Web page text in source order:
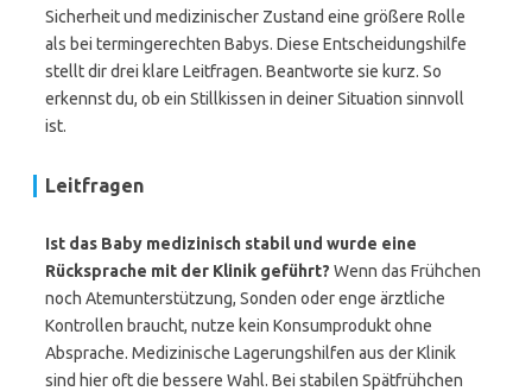
Sicherheit und medizinischer Zustand eine größere Rolle
als bei termingerechten Babys. Diese Entscheidungshilfe
stellt dir drei klare Leitfragen. Beantworte sie kurz. So
erkennst du, ob ein Stillkissen in deiner Situation sinnvoll
ist.
Leitfragen
Ist das Baby medizinisch stabil und wurde eine
Rücksprache mit der Klinik geführt? Wenn das Frühchen
noch Atemunterstützung, Sonden oder enge ärztliche
Kontrollen braucht, nutze kein Konsumprodukt ohne
Absprache. Medizinische Lagerungshilfen aus der Klinik
sind hier oft die bessere Wahl. Bei stabilen Spätfrühchen